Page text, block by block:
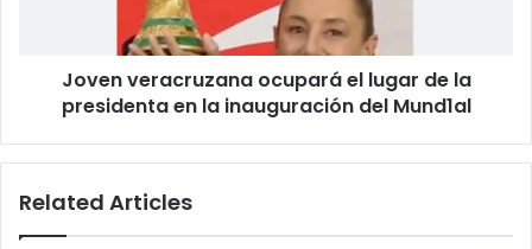
inauguración
Joven veracruzana ocupará el lugar de la
presidenta en la inauguración del Mund1al
Related Articles